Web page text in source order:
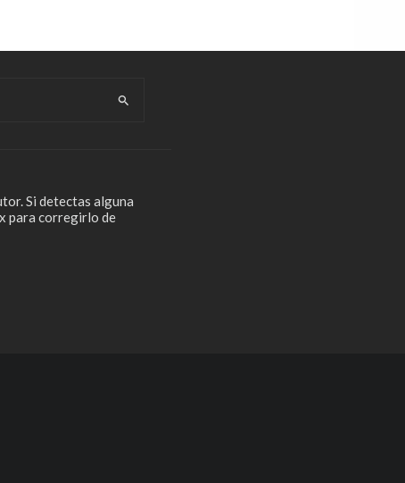
Si detectas alguna
para corregirlo de